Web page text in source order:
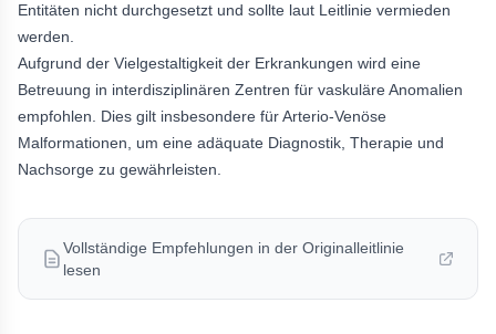
Entitäten nicht durchgesetzt und sollte laut Leitlinie vermieden
werden.
Aufgrund der Vielgestaltigkeit der Erkrankungen wird eine
Betreuung in interdisziplinären Zentren für vaskuläre Anomalien
empfohlen. Dies gilt insbesondere für Arterio-Venöse
Malformationen, um eine adäquate Diagnostik, Therapie und
Nachsorge zu gewährleisten.
Vollständige Empfehlungen in der Originalleitlinie
lesen